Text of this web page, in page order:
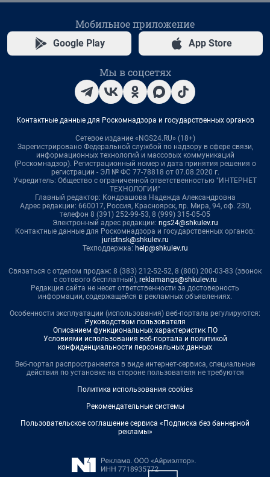
Мобильное приложение
Google Play App Store
Мы в соцсетях
Контактные данные для Роскомнадзора и государственных органов
Сетевое издание «NGS24.RU» (18+)
Зарегистрировано Федеральной службой по надзору в сфере связи,
информационных технологий и массовых коммуникаций
(Роскомнадзор). Регистрационный номер и дата принятия решения о
регистрации - ЭЛ № ФС 77-78818 от 07.08.2020 г.
Учредитель: Общество с ограниченной ответственностью "ИНТЕРНЕТ
ТЕХНОЛОГИИ"
Главный редактор: Кондрашова Надежда Александровна
Адрес редакции: 660017, Россия, Красноярск, пр. Мира, 94, оф. 230,
телефон 8 (391) 252-99-53, 8 (999) 315-05-05
Электронный адрес редакции: ngs24@shkulev.ru
Контактные данные для Роскомнадзора и государственных органов:
juristnsk@shkulev.ru
Техподдержка: help@shkulev.ru
Связаться с отделом продаж: 8 (383) 212-52-52, 8 (800) 200-03-83 (звонок
с сотового бесплатный), reklamangs@shkulev.ru
Редакция сайта не несет ответственности за достоверность
информации, содержащейся в рекламных объявлениях.
Особенности эксплуатации (использования) веб-портала регулируются:
Руководством пользователя
Описанием функциональных характеристик ПО
Условиями использования веб-портала и политикой
конфиденциальности персональных данных
Веб-портал распространяется в виде интернет-сервиса, специальные
действия по установке на стороне пользователя не требуются
Политика использования cookies
Рекомендательные системы
Пользовательское соглашение сервиса «Подписка без баннерной
рекламы»